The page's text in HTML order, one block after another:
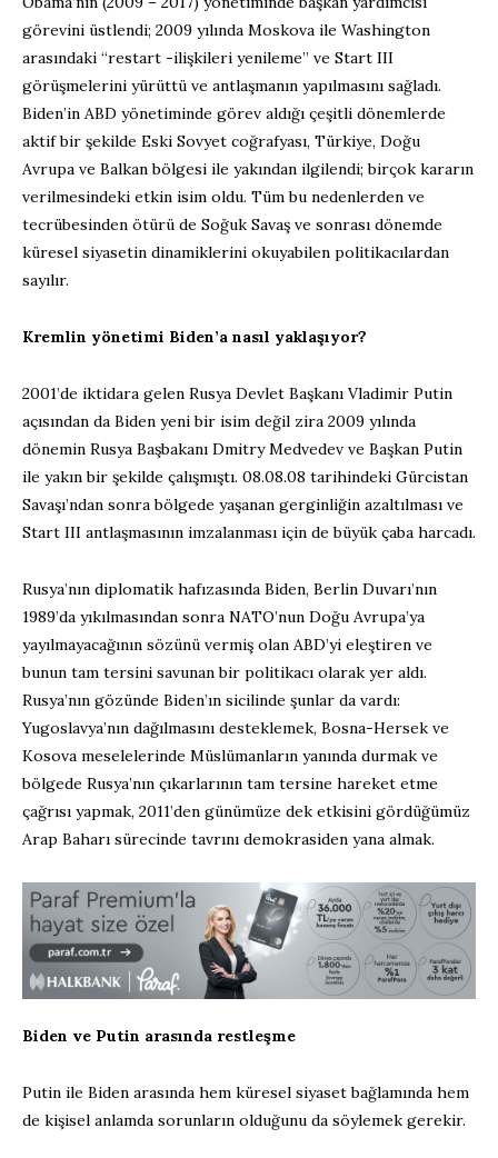
görevini üstlendi; 2009 yılında Moskova ile Washington
arasındaki “restart -ilişkileri yenileme” ve Start III
görüşmelerini yürüttü ve antlaşmanın yapılmasını sağladı.
Biden’in ABD yönetiminde görev aldığı çeşitli dönemlerde
aktif bir şekilde Eski Sovyet coğrafyası, Türkiye, Doğu
Avrupa ve Balkan bölgesi ile yakından ilgilendi; birçok kararın
verilmesindeki etkin isim oldu. Tüm bu nedenlerden ve
tecrübesinden ötürü de Soğuk Savaş ve sonrası dönemde
küresel siyasetin dinamiklerini okuyabilen politikacılardan
sayılır.
Kremlin yönetimi Biden’a nasıl yaklaşıyor?
2001’de iktidara gelen Rusya Devlet Başkanı Vladimir Putin
açısından da Biden yeni bir isim değil zira 2009 yılında
dönemin Rusya Başbakanı Dmitry Medvedev ve Başkan Putin
ile yakın bir şekilde çalışmıştı. 08.08.08 tarihindeki Gürcistan
Savaşı’ndan sonra bölgede yaşanan gerginliğin azaltılması ve
Start III antlaşmasının imzalanması için de büyük çaba harcadı.
Rusya’nın diplomatik hafızasında Biden, Berlin Duvarı’nın
1989’da yıkılmasından sonra NATO’nun Doğu Avrupa’ya
yayılmayacağının sözünü vermiş olan ABD’yi eleştiren ve
bunun tam tersini savunan bir politikacı olarak yer aldı.
Rusya’nın gözünde Biden’ın sicilinde şunlar da vardı:
Yugoslavya’nın dağılmasını desteklemek, Bosna-Hersek ve
Kosova meselelerinde Müslümanların yanında durmak ve
bölgede Rusya’nın çıkarlarının tam tersine hareket etme
çağrısı yapmak, 2011’den günümüze dek etkisini gördüğümüz
Arap Baharı sürecinde tavrını demokrasiden yana almak.
Biden ve Putin arasında restleşme
Putin ile Biden arasında hem küresel siyaset bağlamında hem
de kişisel anlamda sorunların olduğunu da söylemek gerekir.